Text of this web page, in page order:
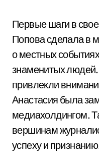
Первые шаги в
Попова сделала в
о местных
знаменитых
привлекли
Анастасия была
медиахолдингом.
вершинам
успеху и